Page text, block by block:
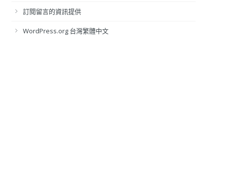
訂閱留言的資訊提供
WordPress.org 台灣繁體中文